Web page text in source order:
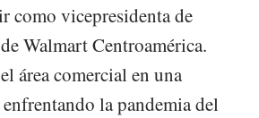
como vicepresidenta de
Walmart Centroamérica.
área comercial en una
la pandemia del